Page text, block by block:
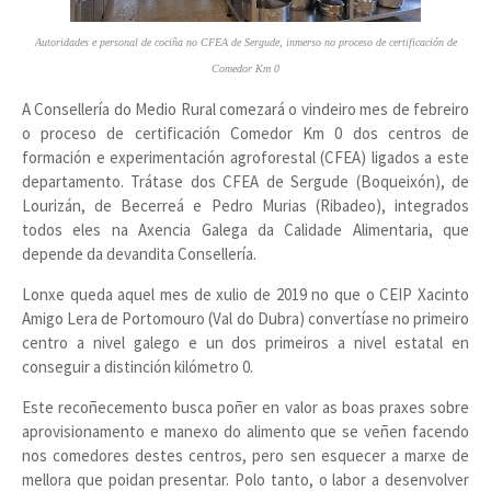
Autoridades e personal de cociña no CFEA de Sergude, inmerso no proceso de certificación de
Comedor Km 0
A Consellería do Medio Rural comezará o vindeiro mes de febreiro
o proceso de certificación Comedor Km 0 dos centros de
formación e experimentación agroforestal (CFEA) ligados a este
departamento. Trátase dos CFEA de Sergude (Boqueixón), de
Lourizán, de Becerreá e Pedro Murias (Ribadeo), integrados
todos eles na Axencia Galega da Calidade Alimentaria, que
depende da devandita Consellería.
Lonxe queda aquel mes de xulio de 2019 no que o CEIP Xacinto
Amigo Lera de Portomouro (Val do Dubra) convertíase no primeiro
centro a nivel galego e un dos primeiros a nivel estatal en
conseguir a distinción kilómetro 0.
Este recoñecemento busca poñer en valor as boas praxes sobre
aprovisionamento e manexo do alimento que se veñen facendo
nos comedores destes centros, pero sen esquecer a marxe de
mellora que poidan presentar. Polo tanto, o labor a desenvolver